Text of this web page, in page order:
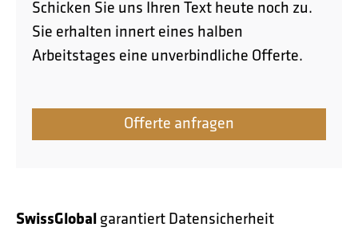
Schicken Sie uns Ihren Text heute noch zu.
Sie erhalten innert eines halben
Arbeitstages eine unverbindliche Offerte.
Offerte anfragen
SwissGlobal garantiert Datensicherheit